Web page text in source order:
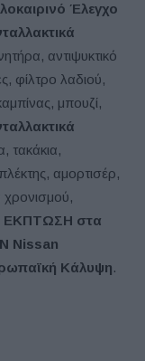
Έλεγχο
αντιψυκτικό
φίλτρο λαδιού,
μπουζί,
τακάκια,
αμορτισέρ,
χρονισμού,
ΕΚΠΤΩΣΗ στα
Nissan
Κάλυψη.